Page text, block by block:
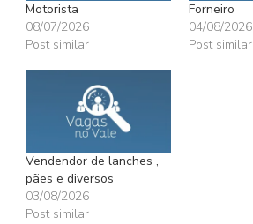
Motorista
08/07/2026
Post similar
Forneiro
04/08/2026
Post similar
Vendendor de lanches ,
pães e diversos
03/08/2026
Post similar